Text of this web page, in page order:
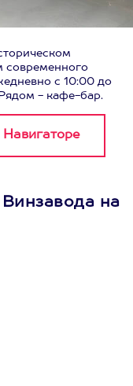
современного
с 10:00 до
- кафе-бар.
на